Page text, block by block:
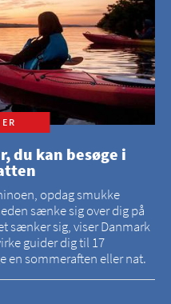
du kan besøge i
opdag smukke
sænke sig over dig på
sænker sig, viser Danmark
guider dig til 17
en sommeraften eller nat.